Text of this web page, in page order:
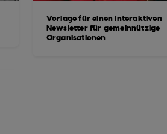
Vorlage für einen interaktiven
Newsletter für gemeinnützige
Organisationen